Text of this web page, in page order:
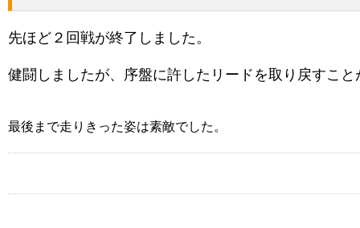
先ほど２回戦が終了しました。
健闘しましたが、序盤に許したリードを取り戻すこ
最後まで走りきった姿は素敵でした。